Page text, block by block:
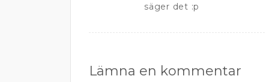
säger det :p
Lämna en kommentar